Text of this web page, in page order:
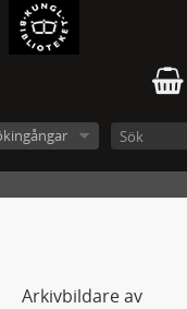
Arkivbildare av